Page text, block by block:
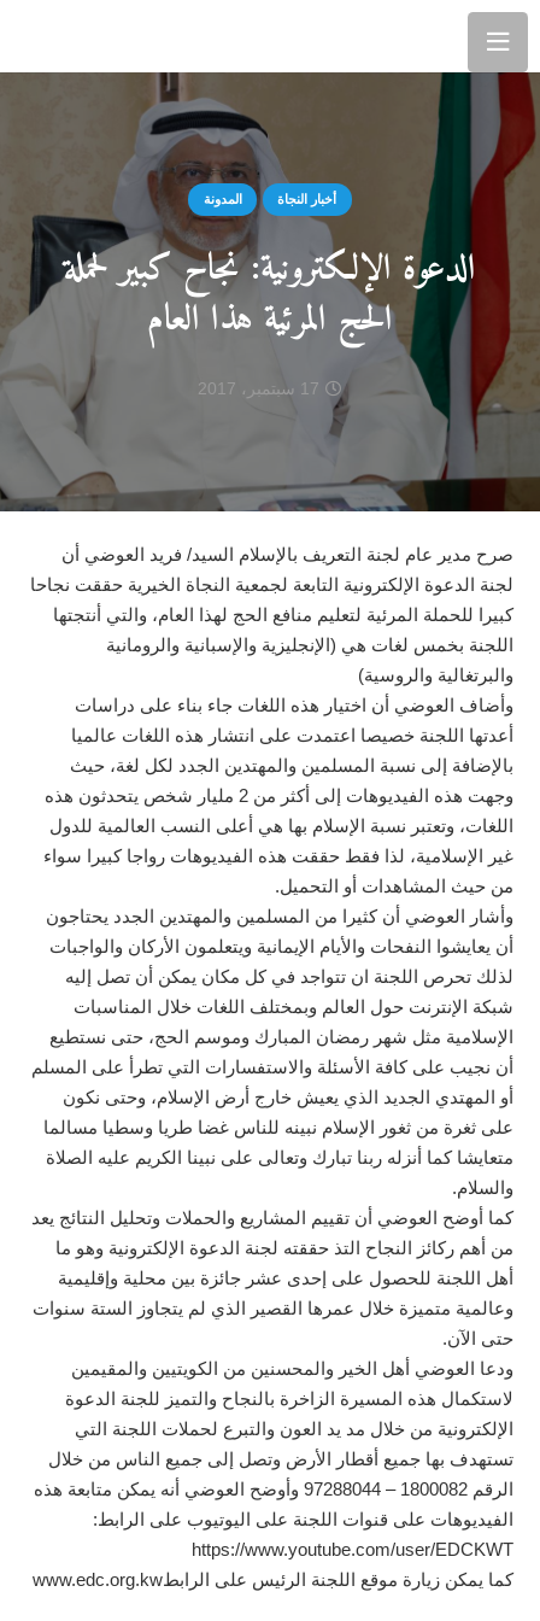
أخبار النجاة المدونة
الدعوة الإلكترونية: نجاح كبير لحملة
الحج المرئية هذا العام
17 سبتمبر، 2017
صرح مدير عام لجنة التعريف بالإسلام السيد/ فريد العوضي أن
لجنة الدعوة الإلكترونية التابعة لجمعية النجاة الخيرية حققت نجاحا
كبيرا للحملة المرئية لتعليم منافع الحج لهذا العام، والتي أنتجتها
اللجنة بخمس لغات هي (الإنجليزية والإسبانية والرومانية
والبرتغالية والروسية)
وأضاف العوضي أن اختيار هذه اللغات جاء بناء على دراسات
أعدتها اللجنة خصيصا اعتمدت على انتشار هذه اللغات عالميا
بالإضافة إلى نسبة المسلمين والمهتدين الجدد لكل لغة، حيث
وجهت هذه الفيديوهات إلى أكثر من 2 مليار شخص يتحدثون هذه
اللغات، وتعتبر نسبة الإسلام بها هي أعلى النسب العالمية للدول
غير الإسلامية، لذا فقط حققت هذه الفيديوهات رواجا كبيرا سواء
من حيث المشاهدات أو التحميل.
وأشار العوضي أن كثيرا من المسلمين والمهتدين الجدد يحتاجون
أن يعايشوا النفحات والأيام الإيمانية ويتعلمون الأركان والواجبات
لذلك تحرص اللجنة ان تتواجد في كل مكان يمكن أن تصل إليه
شبكة الإنترنت حول العالم وبمختلف اللغات خلال المناسبات
الإسلامية مثل شهر رمضان المبارك وموسم الحج، حتى نستطيع
أن نجيب على كافة الأسئلة والاستفسارات التي تطرأ على المسلم
أو المهتدي الجديد الذي يعيش خارج أرض الإسلام، وحتى نكون
على ثغرة من ثغور الإسلام نبينه للناس غضا طريا وسطيا مسالما
متعايشا كما أنزله ربنا تبارك وتعالى على نبينا الكريم عليه الصلاة
والسلام.
كما أوضح العوضي أن تقييم المشاريع والحملات وتحليل النتائج يعد
من أهم ركائز النجاح التذ حققته لجنة الدعوة الإلكترونية وهو ما
أهل اللجنة للحصول على إحدى عشر جائزة بين محلية وإقليمية
وعالمية متميزة خلال عمرها القصير الذي لم يتجاوز الستة سنوات
حتى الآن.
ودعا العوضي أهل الخير والمحسنين من الكويتيين والمقيمين
لاستكمال هذه المسيرة الزاخرة بالنجاح والتميز للجنة الدعوة
الإلكترونية من خلال مد يد العون والتبرع لحملات اللجنة التي
تستهدف بها جميع أقطار الأرض وتصل إلى جميع الناس من خلال
الرقم 1800082 – 97288044 وأوضح العوضي أنه يمكن متابعة هذه
الفيديوهات على قنوات اللجنة على اليوتيوب على الرابط:
https://www.youtube.com/user/EDCKWT
كما يمكن زيارة موقع اللجنة الرئيس على الرابطwww.edc.org.kw